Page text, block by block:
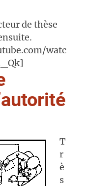
de thèse
watc
T
r
è
s